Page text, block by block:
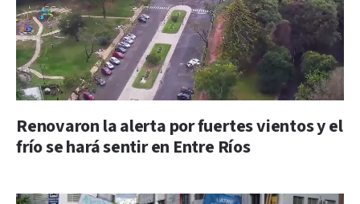
Renovaron la alerta por fuertes vientos y el
frío se hará sentir en Entre Ríos